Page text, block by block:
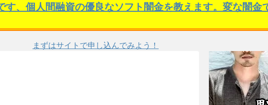
、個人間融資の優良なソフト闇金を教えます。変な闇金
まずはサイトで申し込んでみよう！